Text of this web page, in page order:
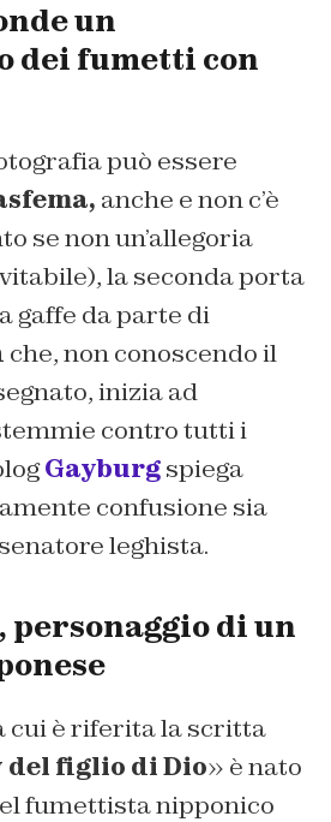
un
dei fumetti con
può essere
anche e non c’è
se non un’allegoria
la seconda porta
gaffe da parte di
che, non conoscendo il
inizia ad
contro tutti i
Gayburgspiega
confusione sia
leghista.
personaggio di un
cui è riferita la scritta
del figlio di Dio» è nato
fumettista nipponico